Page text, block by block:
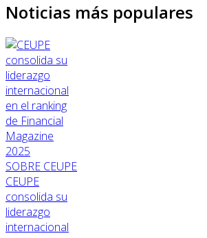
Noticias más populares
SOBRE CEUPE
CEUPE
consolida su
liderazgo
internacional